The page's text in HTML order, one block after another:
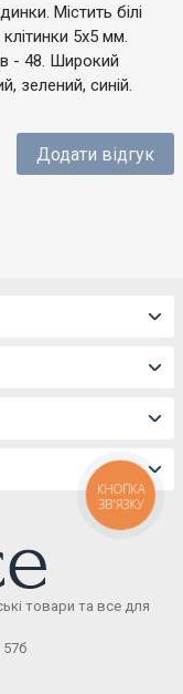
Містить білі
5x5 мм.
- 48. Широкий
зелений, синій.
Додати відгук
товари та все для
КНОПКА
ЗВ'ЯЗКУ